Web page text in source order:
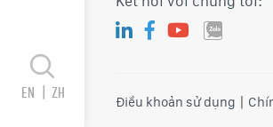
en | zh
Điều khoản sử dụng |